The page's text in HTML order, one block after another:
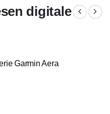
digitale
Garmin Aera